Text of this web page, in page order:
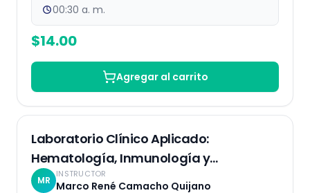
00:30 a. m.
$14.00
Agregar al carrito
Laboratorio Clínico Aplicado:
Hematología, Inmunología y
Bioquímica
MR
INSTRUCTOR
Marco René Camacho Quijano